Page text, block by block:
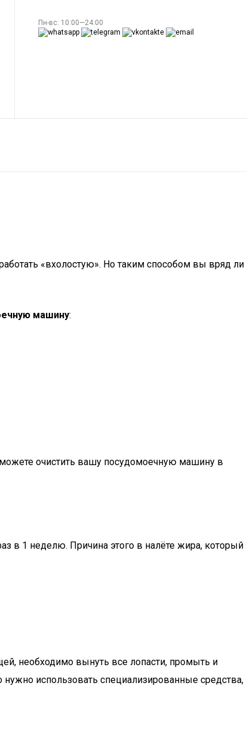
Пн-вс: 10:00—24:00
«вхолостую». Но таким способом вы вряд ли
машину:
очистить вашу посудомоечную машину в
в 1 неделю. Причина этого в налёте жира, который
необходимо вынуть все лопасти, промыть и
нужно использовать специализированные средства,